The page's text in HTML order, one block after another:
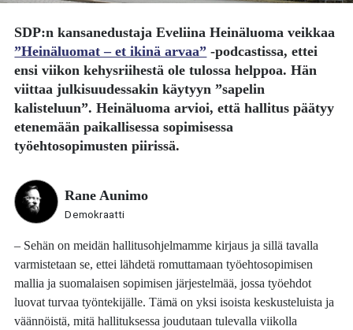
SDP:n kansanedustajaEveliina Heinäluoma veikkaa
”Heinäluomat – et ikinä arvaa” -podcastissa, ettei
ensi viikon kehysriihestä ole tulossa helppoa. Hän
viittaa julkisuudessakin käytyyn ”sapelin
kalisteluun”. Heinäluoma arvioi, että hallitus päätyy
etenemään paikallisessa sopimisessa
työehtosopimusten piirissä.
Rane Aunimo
Demokraatti
– Sehän on meidän hallitusohjelmamme kirjaus ja sillä tavalla
varmistetaan se, ettei lähdetä romuttamaan työehtosopimisen
mallia ja suomalaisen sopimisen järjestelmää, jossa työehdot
luovat turvaa työntekijälle. Tämä on yksi isoista keskusteluista ja
väännöistä, mitä hallituksessa joudutaan tulevalla viikolla